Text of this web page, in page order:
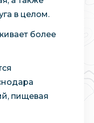
в целом.
более
пищевая